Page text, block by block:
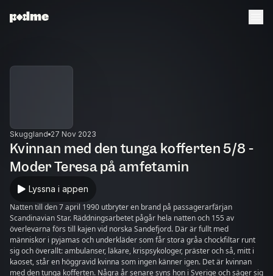
Skuggland 27 Nov 2023
Kvinnan med den tunga kofferten 5/8 -
Moder Teresa på amfetamin
Lyssna i appen
Natten till den 7 april 1990 utbryter en brand på passagerarfärjan
Scandinavian Star. Räddningsarbetet pågår hela natten och 155 av
överlevarna förs till kajen vid norska Sandefjord. Där är fullt med
människor i pyjamas och underkläder som får stora gråa chockfiltar runt
sig och överallt: ambulanser, läkare, krispsykologer, präster och så, mitt i
kaoset, står en höggravid kvinna som ingen känner igen. Det är kvinnan
med den tunga kofferten. Några år senare syns hon i Sverige och säger sig